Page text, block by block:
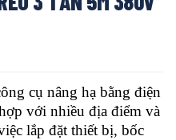
cụ nâng hạ bằng điện
với nhiều địa điểm và
lắp đặt thiết bị, bốc